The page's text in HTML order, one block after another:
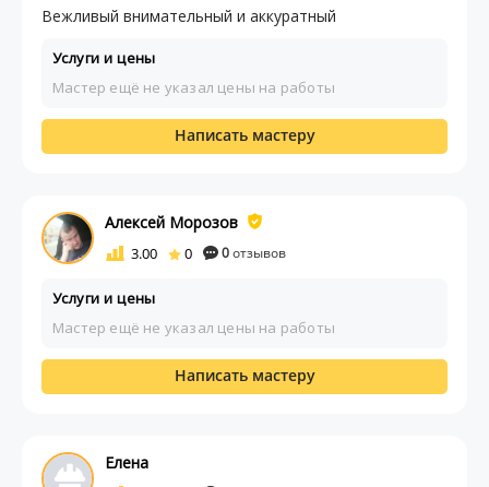
Вежливый внимательный и аккуратный
Услуги и цены
Мастер ещё не указал цены на работы
Написать мастеру
Алексей Морозов
3.00 0 0отзывов
Услуги и цены
Мастер ещё не указал цены на работы
Написать мастеру
Елена